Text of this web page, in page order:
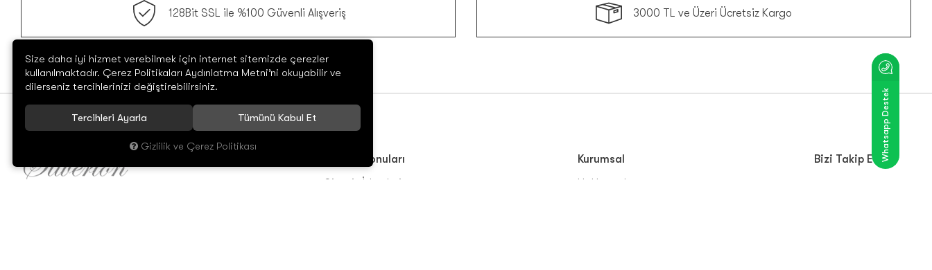
128Bit SSL ile %100 Güvenli Alışveriş 3000 TL ve Üzeri Ücretsiz Kargo
Yardım Konuları
Sipariş İşlemleri
Kurumsal
Hakkımızda
Bizi Takip Edin
Whatsapp Destek
Size daha iyi hizmet verebilmek için internet sitemizde çerezler
kullanılmaktadır. Çerez Politikaları Aydınlatma Metni’ni okuyabilir ve
dilerseniz tercihlerinizi değiştirebilirsiniz.
Tercihleri Ayarla Tümünü Kabul Et
Gizlilik ve Çerez Politikası